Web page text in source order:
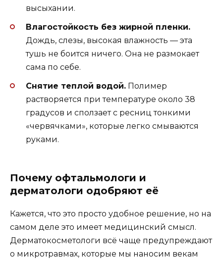
высыхании.
Влагостойкость без жирной пленки.
Дождь, слезы, высокая влажность — эта
тушь не боится ничего. Она не размокает
сама по себе.
Снятие теплой водой. Полимер
растворяется при температуре около 38
градусов и сползает с ресниц тонкими
«червячками», которые легко смываются
руками.
Почему офтальмологи и
дерматологи одобряют её
Кажется, что это просто удобное решение, но на
самом деле это имеет медицинский смысл.
Дерматокосметологи всё чаще предупреждают
о микротравмах, которые мы наносим векам